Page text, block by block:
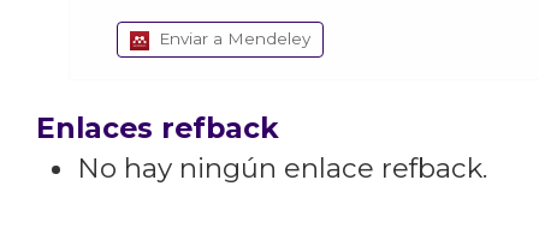
Enviar a Mendeley
Enlaces refback
No hay ningún enlace refback.